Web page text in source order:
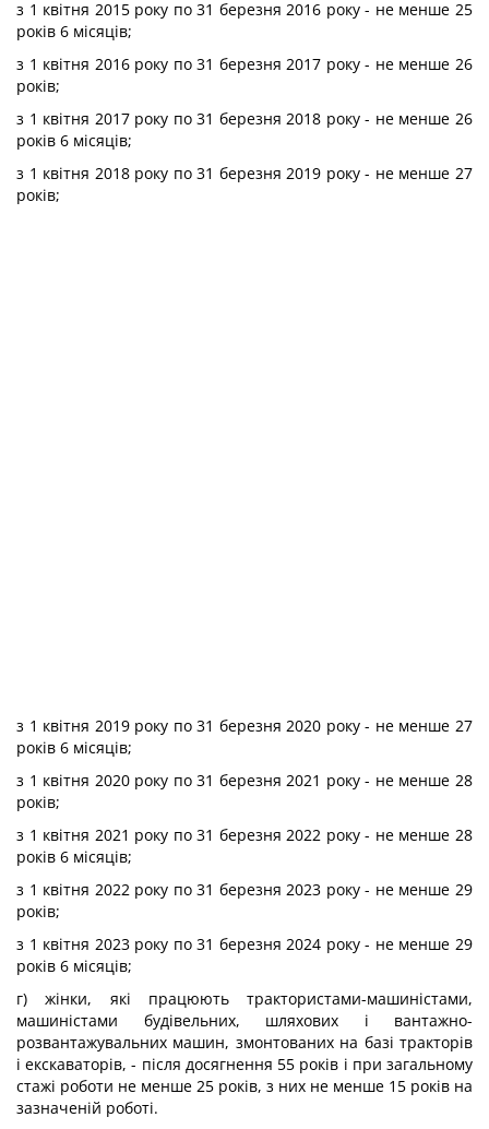
з 1 квітня 2015 року по 31 березня 2016 року - не менше 25
років 6 місяців;
з 1 квітня 2016 року по 31 березня 2017 року - не менше 26
років;
з 1 квітня 2017 року по 31 березня 2018 року - не менше 26
років 6 місяців;
з 1 квітня 2018 року по 31 березня 2019 року - не менше 27
років;
з 1 квітня 2019 року по 31 березня 2020 року - не менше 27
років 6 місяців;
з 1 квітня 2020 року по 31 березня 2021 року - не менше 28
років;
з 1 квітня 2021 року по 31 березня 2022 року - не менше 28
років 6 місяців;
з 1 квітня 2022 року по 31 березня 2023 року - не менше 29
років;
з 1 квітня 2023 року по 31 березня 2024 року - не менше 29
років 6 місяців;
г) жінки, які працюють трактористами-машиністами,
машиністами будівельних, шляхових і вантажно-
розвантажувальних машин, змонтованих на базі тракторів
і екскаваторів, - після досягнення 55 років і при загальному
стажі роботи не менше 25 років, з них не менше 15 років на
зазначеній роботі.